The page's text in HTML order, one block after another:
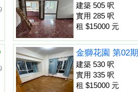
建築 505 呎
實用 285 呎
租 $15000 元
金獅花園 第02期
建築 530 呎
實用 335 呎
租 $15000 元